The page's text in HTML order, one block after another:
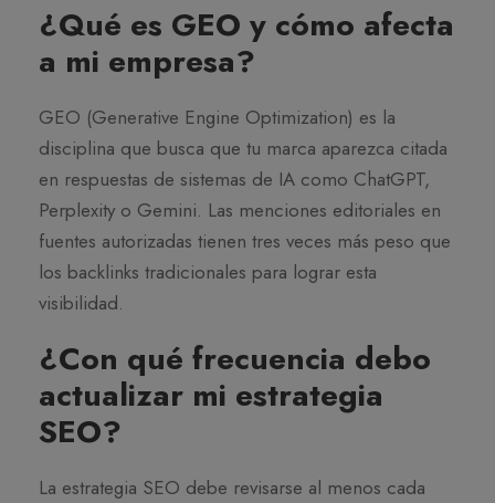
¿Qué es GEO y cómo afecta
a mi empresa?
GEO (Generative Engine Optimization) es la
disciplina que busca que tu marca aparezca citada
en respuestas de sistemas de IA como ChatGPT,
Perplexity o Gemini. Las menciones editoriales en
fuentes autorizadas tienen tres veces más peso que
los backlinks tradicionales para lograr esta
visibilidad.
¿Con qué frecuencia debo
actualizar mi estrategia
SEO?
La estrategia SEO debe revisarse al menos cada